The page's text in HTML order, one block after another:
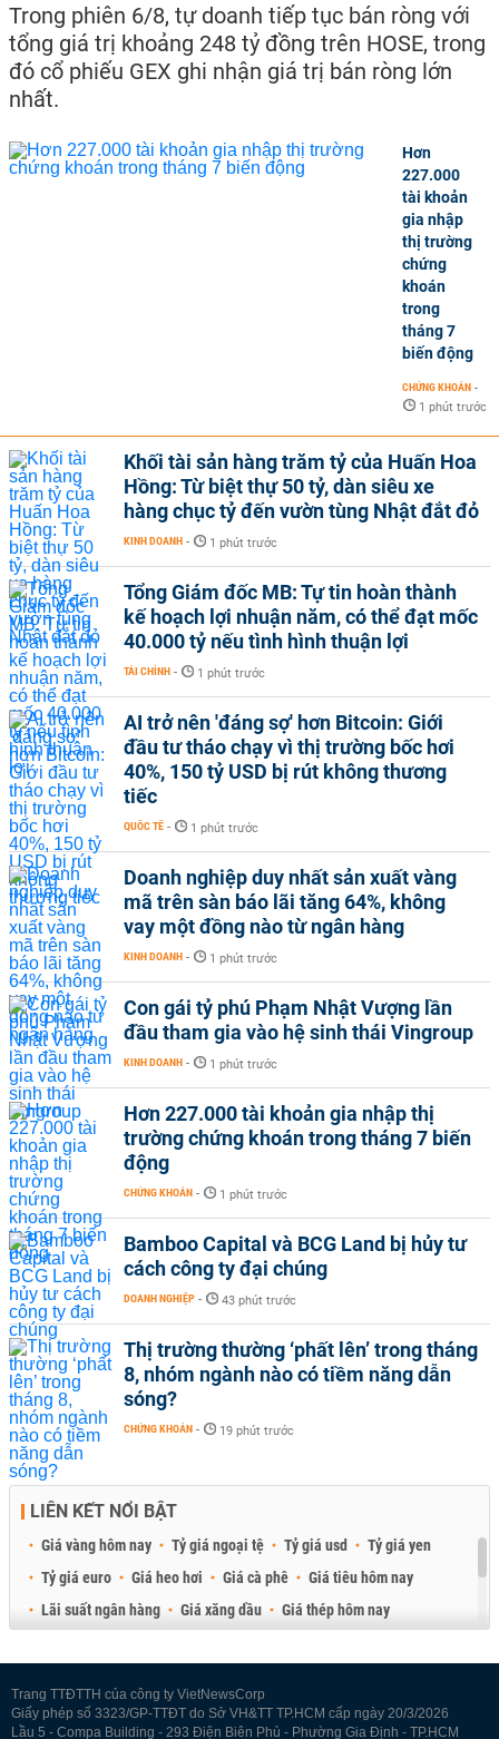
Trong phiên 6/8, tự doanh tiếp tục bán ròng với
tổng giá trị khoảng 248 tỷ đồng trên HOSE, trong
đó cổ phiếu GEX ghi nhận giá trị bán ròng lớn
nhất.
Hơn
227.000
tài khoản
gia nhập
thị trường
chứng
khoán
trong
tháng 7
biến động
CHỨNG KHOÁN -
1 phút trước
Khối tài sản hàng trăm tỷ của Huấn Hoa
Hồng: Từ biệt thự 50 tỷ, dàn siêu xe
hàng chục tỷ đến vườn tùng Nhật đắt đỏ
KINH DOANH - 1 phút trước
Tổng Giám đốc MB: Tự tin hoàn thành
kế hoạch lợi nhuận năm, có thể đạt mốc
40.000 tỷ nếu tình hình thuận lợi
TÀI CHÍNH - 1 phút trước
AI trở nên 'đáng sợ' hơn Bitcoin: Giới
đầu tư tháo chạy vì thị trường bốc hơi
40%, 150 tỷ USD bị rút không thương
tiếc
QUỐC TẾ - 1 phút trước
Doanh nghiệp duy nhất sản xuất vàng
mã trên sàn báo lãi tăng 64%, không
vay một đồng nào từ ngân hàng
KINH DOANH - 1 phút trước
Con gái tỷ phú Phạm Nhật Vượng lần
đầu tham gia vào hệ sinh thái Vingroup
KINH DOANH - 1 phút trước
Hơn 227.000 tài khoản gia nhập thị
trường chứng khoán trong tháng 7 biến
động
CHỨNG KHOÁN - 1 phút trước
Bamboo Capital và BCG Land bị hủy tư
cách công ty đại chúng
DOANH NGHIỆP - 43 phút trước
Thị trường thường ‘phất lên’ trong tháng
8, nhóm ngành nào có tiềm năng dẫn
sóng?
CHỨNG KHOÁN - 19 phút trước
LIÊN KẾT NỔI BẬT
Giá vàng hôm nay Tỷ giá ngoại tệ Tỷ giá usd
Tỷ giá yen
Tỷ giá euro
Giá heo hơi Giá cà phê
Giá tiêu hôm nay
Lãi suất ngân hàng
Giá xăng dầu
Giá thép hôm nay
Trang TTĐTTH của công ty VietNewsCorp
Giấy phép số 3323/GP-TTĐT do Sở VH&TT TP.HCM cấp ngày 20/3/2026
Lầu 5 - Compa Building - 293 Điện Biên Phủ - Phường Gia Định - TP.HCM